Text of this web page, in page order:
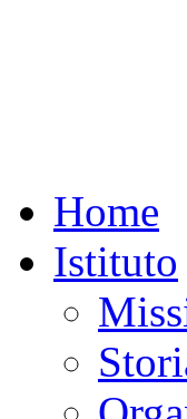
Home
Istituto